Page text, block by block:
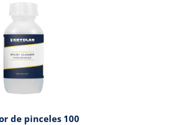
de pinceles 100